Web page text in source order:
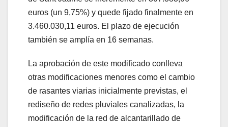
euros (un 9,75%) y quede fijado finalmente en
3.460.030,11 euros. El plazo de ejecución
también se amplía en 16 semanas.
La aprobación de este modificado conlleva
otras modificaciones menores como el cambio
de rasantes viarias inicialmente previstas, el
rediseño de redes pluviales canalizadas, la
modificación de la red de alcantarillado de